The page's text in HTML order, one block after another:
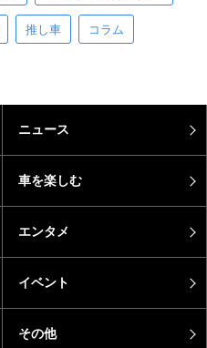
推し車 コラム
ニュース
車を楽しむ
エンタメ
イベント
その他